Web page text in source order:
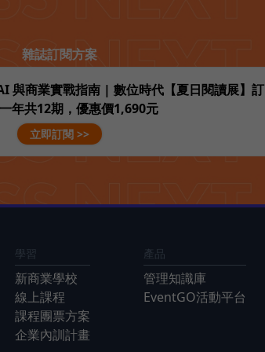
雜誌訂閱方案
與商業實戰指南 | 數位時代【夏日閱讀展】訂
年共12期，優惠價1,690元
立即訂閱 >>
學習
新商業學校
線上課程
課程團票方案
企業內訓計畫
產品
管理知識庫
EventGO活動平台